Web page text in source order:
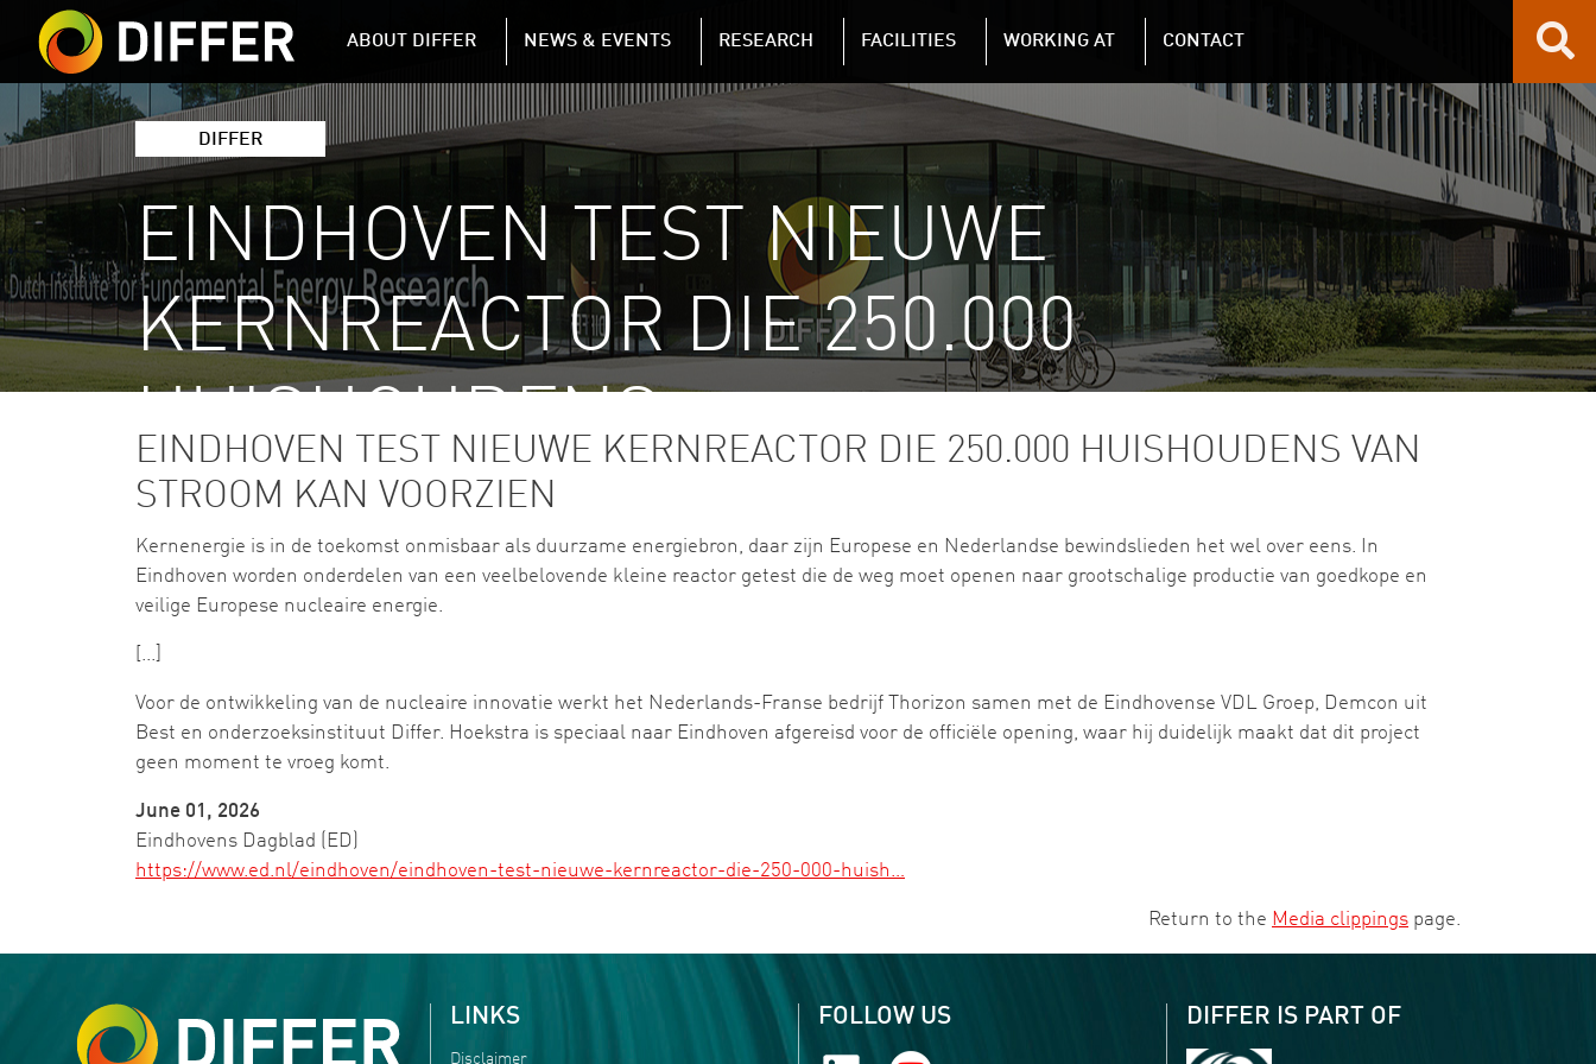
Skip to main content
DIFFER MAIN NAVIGATION
ABOUT DIFFER NEWS & EVENTS RESEARCH FACILITIES WORKING AT CONTACT
DIFFER
EINDHOVEN TEST NIEUWE
KERNREACTOR DIE 250.000
HUISHOUDENS …
EINDHOVEN TEST NIEUWE KERNREACTOR DIE 250.000 HUISHOUDENS VAN
STROOM KAN VOORZIEN
Kernenergie is in de toekomst onmisbaar als duurzame energiebron, daar zijn Europese en Nederlandse bewindslieden het wel over eens. In
Eindhoven worden onderdelen van een veelbelovende kleine reactor getest die de weg moet openen naar grootschalige productie van goedkope en
veilige Europese nucleaire energie.
[...]
Voor de ontwikkeling van de nucleaire innovatie werkt het Nederlands-Franse bedrijf Thorizon samen met de Eindhovense VDL Groep, Demcon uit
Best en onderzoeksinstituut Differ. Hoekstra is speciaal naar Eindhoven afgereisd voor de officiële opening, waar hij duidelijk maakt dat dit project
geen moment te vroeg komt.
June 01, 2026
Eindhovens Dagblad (ED)
https://www.ed.nl/eindhoven/eindhoven-test-nieuwe-kernreactor-die-250-000-huish…
Return to the Media clippings page.
LINKS
Disclaimer
FOLLOW US DIFFER IS PART OF